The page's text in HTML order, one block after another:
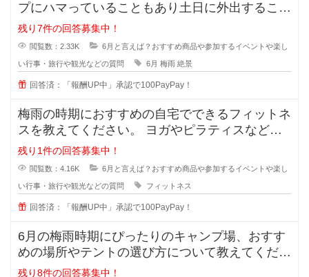
プにハマっていることもあり土日に外出すること
が増えましたが、雨だと気
残り7件の回答募集中！
閲覧数：2.33K 6月と言えば？おすすめ商品や参加するイベントや楽し
い行事・旅行や観光などの質問 6月 梅雨 絶景
回答済：「報酬UP中」承認で100PayPay！
梅雨の時期におすすめの自宅でできるフィットネ
スを教えてください。 ヨガやピラティスなど、
具体的なプログラムや道具が
残り1件の回答募集中！
閲覧数：4.16K 6月と言えば？おすすめ商品や参加するイベントや楽し
い行事・旅行や観光などの質問 フィットネス
回答済：「報酬UP中」承認で100PayPay！
6月の梅雨時期にぴったりのキャンプ場、おすす
めの場所やテントの選び方について教えてくださ
い。 雨でも楽しめる工夫が
残り8件の回答募集中！